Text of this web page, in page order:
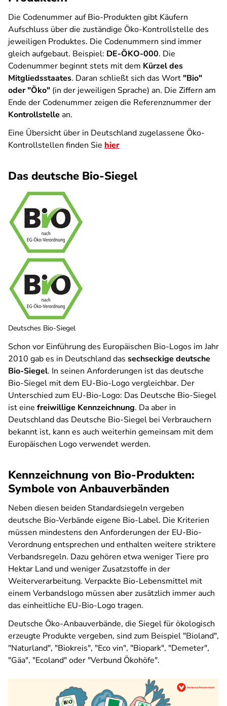
Die Codenummer auf Bio-Produkten gibt Käufern
Aufschluss über die zuständige Öko-Kontrollstelle des
jeweiligen Produktes. Die Codenummern sind immer
gleich aufgebaut. Beispiel: DE-ÖKO-000. Die
Codenummer beginnt stets mit dem Kürzel des
Mitgliedsstaates. Daran schließt sich das Wort"Bio"
oder "Öko" (in der jeweiligen Sprache) an. Die Ziffern am
Ende der Codenummer zeigen die Referenznummer der
Kontrollstelle an.
Eine Übersicht über in Deutschland zugelassene Öko-
Kontrollstellen finden Sie hier
Das deutsche Bio-Siegel
Deutsches Bio-Siegel
Schon vor Einführung des Europäischen Bio-Logos im Jahr
2010 gab es in Deutschland das sechseckige deutsche
Bio-Siegel. In seinen Anforderungen ist das deutsche
Bio-Siegel mit dem EU-Bio-Logo vergleichbar. Der
Unterschied zum EU-Bio-Logo: Das Deutsche Bio-Siegel
ist eine freiwillige Kennzeichnung. Da aber in
Deutschland das Deutsche Bio-Siegel bei Verbrauchern
bekannt ist, kann es auch weiterhin gemeinsam mit dem
Europäischen Logo verwendet werden.
Kennzeichnung von Bio-Produkten:
Symbole von Anbauverbänden
Neben diesen beiden Standardsiegeln vergeben
deutsche Bio-Verbände eigene Bio-Label. Die Kriterien
müssen mindestens den Anforderungen der EU-Bio-
Verordnung entsprechen und enthalten weitere striktere
Verbandsregeln. Dazu gehören etwa weniger Tiere pro
Hektar Land und weniger Zusatzstoffe in der
Weiterverarbeitung. Verpackte Bio-Lebensmittel mit
einem Verbandslogo müssen aber zusätzlich immer auch
das einheitliche EU-Bio-Logo tragen.
Deutsche Öko-Anbauverbände, die Siegel für ökologisch
erzeugte Produkte vergeben, sind zum Beispiel "Bioland",
"Naturland", "Biokreis", "Eco vin", "Biopark", "Demeter",
"Gäa", "Ecoland" oder "Verbund Ökohöfe".